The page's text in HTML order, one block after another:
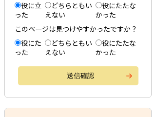
役に立
った
どちらともい
えない
役にたたな
かった
このページは見つけやすかったですか？
役にた
った
どちらともい
えない
役にたたな
かった